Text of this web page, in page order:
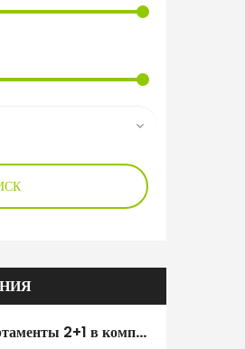
Апартаменты 2+1 в комплексе Caesar Resort